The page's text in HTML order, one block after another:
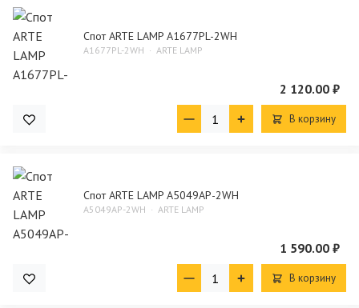
Спот ARTE LAMP A1677PL-2WH
A1677PL-2WH ARTE LAMP
2 120.00 ₽
В корзину
Спот ARTE LAMP A5049AP-2WH
A5049AP-2WH ARTE LAMP
1 590.00 ₽
В корзину